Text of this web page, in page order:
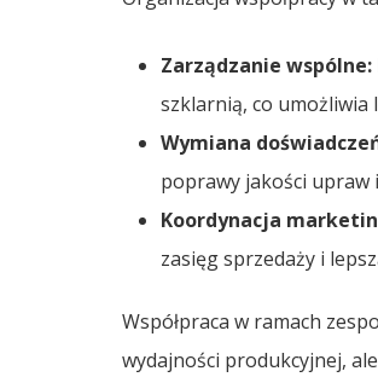
Zarządzanie wspólne:
szklarnią, co
Wymiana
poprawy jakości upraw
Koordynacja
zasięg sprzedaży i
Współpraca w ramach
wydajności produkcyjnej,